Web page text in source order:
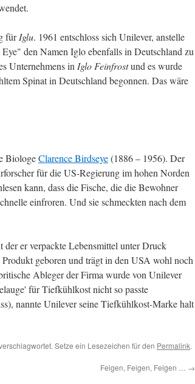
fürIglu. 1961 entschloss sich Unilever, anstelle
den Namen Iglo ebenfalls in Deutschland zu
Unternehmens in Iglo Feinfrostund es wurde
Spinat in Deutschland begonnen. Das wäre
BiologeClarence Birdseye(1886 – 1956). Der
für die US-Regierung im hohen Norden
kann, dass die Fische, die die Bewohner
einfroren. Und sie schmeckten nach dem
er verpackte Lebensmittel unter Druck
geboren und trägt in den USA wohl noch
Ableger der Firma wurde von Unilever
für Tiefkühlkost nicht so passte
nannte Unilever seine Tiefkühlkost-Marke halt
Setze ein Lesezeichen für den Permalink.
Feigen, Feigen, Feigen … →